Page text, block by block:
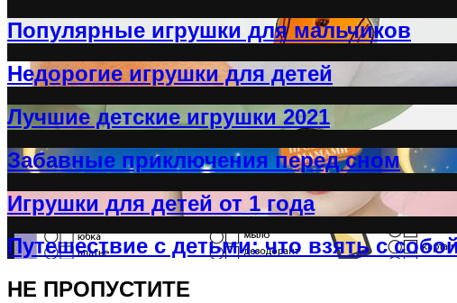
Популярные игрушки для мальчиков
Недорогие игрушки для детей
Лучшие детские игрушки 2021
Забавные приключения перед сном
Игрушки для детей от 1 года
Путешествие с детьми: что взять с
НЕ ПРОПУСТИТЕ